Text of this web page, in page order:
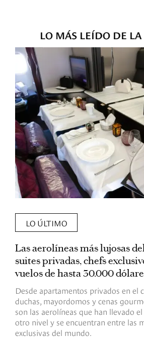
LO MÁS LEÍDO DE
LO ÚLTIMO
Las aerolíneas más lujosas
suites privadas, chefs
vuelos de hasta 30.000
Desde apartamentos privados en el
duchas, mayordomos y cenas
son las aerolíneas que han llevado
otro nivel y se encuentran entre las
exclusivas del mundo.